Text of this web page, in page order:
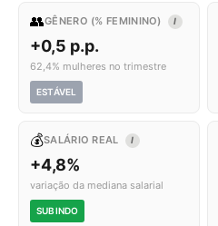
👥GÊNERO (% FEMININO) I
+0,5 p.p.
62,4% mulheres no trimestre
ESTÁVEL
💰SALÁRIO REAL I
+4,8%
variação da mediana salarial
SUBINDO